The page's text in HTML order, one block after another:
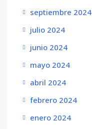
septiembre 2024
julio 2024
junio 2024
mayo 2024
abril 2024
febrero 2024
enero 2024